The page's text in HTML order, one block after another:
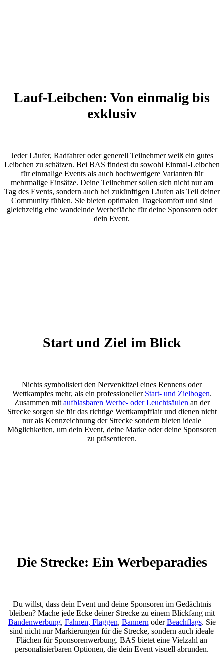
Lauf-Leibchen: Von einmalig bis
exklusiv
Jeder Läufer, Radfahrer oder generell Teilnehmer weiß ein gutes
Leibchen zu schätzen. Bei BAS findest du sowohl Einmal-Leibchen
für einmalige Events als auch hochwertigere Varianten für
mehrmalige Einsätze. Deine Teilnehmer sollen sich nicht nur am
Tag des Events, sondern auch bei zukünftigen Läufen als Teil deiner
Community fühlen. Sie bieten optimalen Tragekomfort und sind
gleichzeitig eine wandelnde Werbefläche für deine Sponsoren oder
dein Event.
Start und Ziel im Blick
Nichts symbolisiert den Nervenkitzel eines Rennens oder
Wettkampfes mehr, als ein professioneller Start- und Zielbogen.
Zusammen mit aufblasbaren Werbe- oder Leuchtsäulen an der
Strecke sorgen sie für das richtige Wettkampfflair und dienen nicht
nur als Kennzeichnung der Strecke sondern bieten ideale
Möglichkeiten, um dein Event, deine Marke oder deine Sponsoren
zu präsentieren.
Die Strecke: Ein Werbeparadies
Du willst, dass dein Event und deine Sponsoren im Gedächtnis
bleiben? Mache jede Ecke deiner Strecke zu einem Blickfang mit
Bandenwerbung, Fahnen, Flaggen, Bannern oderBeachflags. Sie
sind nicht nur Markierungen für die Strecke, sondern auch ideale
Flächen für Sponsorenwerbung. BAS bietet eine Vielzahl an
personalisierbaren Optionen, die dein Event visuell abrunden.